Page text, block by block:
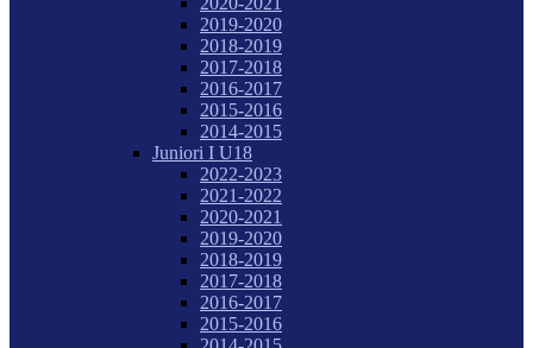
2019-2020
2018-2019
2017-2018
2016-2017
2015-2016
2014-2015
Juniori I U18
2022-2023
2021-2022
2020-2021
2019-2020
2018-2019
2017-2018
2016-2017
2015-2016